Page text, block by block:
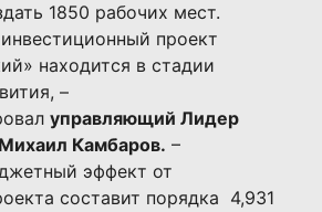
1850 рабочих мест.
проект
находится в стадии
–
управляющий Лидер
Камбаров. –
эффект от
составит порядка 4,931